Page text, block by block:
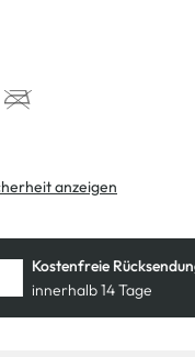
anzeigen
Kostenfreie Rücksendung
innerhalb 14 Tage